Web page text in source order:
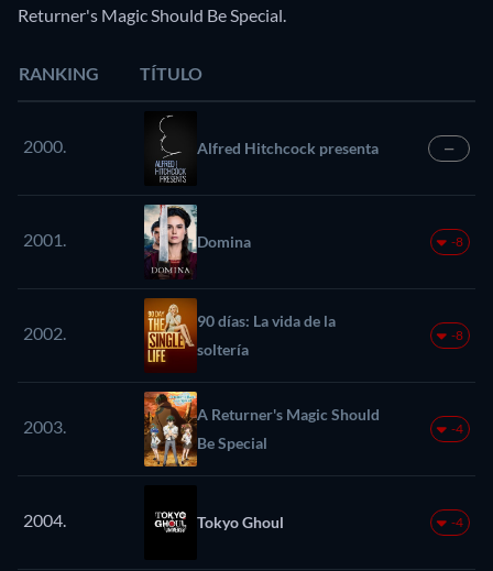
Returner's Magic Should Be Special.
RANKING TÍTULO
2000. Alfred Hitchcock presenta —
2001. Domina -8
2002.
90 días: La vida de la
soltería
-8
2003.
A Returner's Magic Should
Be Special
-4
2004. Tokyo Ghoul -4